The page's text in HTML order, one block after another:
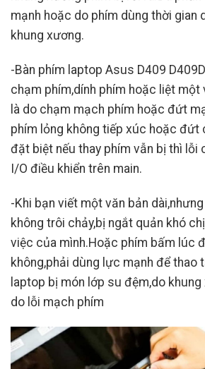
mạnh hoặc do phím dùng thời gian
khung xương.
-Bàn phím laptop Asus D409
chạm phím,dính phím hoặc liệt một
là do chạm mạch phím hoặc đứt
phím lỏng không tiếp xúc hoặc đứt
đặt biệt nếu thay phím vẫn bị thì lỗi
I/O điều khiển trên main.
-Khi bạn viết một văn bản
không trôi chảy,bị ngắt quản khó
việc của mình.Hoặc phím bấm lúc
không,phải dùng lực mạnh để thao
laptop bị món lớp su đệm,do
do lỗi mạch phím